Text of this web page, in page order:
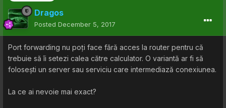
Dragos
Posted December 5, 2017
Port forwarding nu poți face fără acces la router pentru că
trebuie să îi setezi calea către calculator. O variantă ar fi să
folosești un server sau serviciu care intermediază conexiunea.
La ce ai nevoie mai exact?